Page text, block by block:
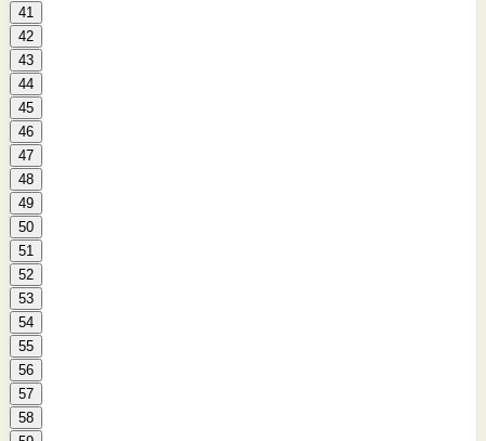
41
42
43
44
45
46
47
48
49
50
51
52
53
54
55
56
57
58